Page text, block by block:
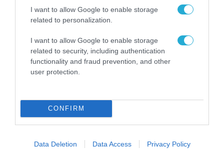
I want to allow Google to enable storage
related to personalization.
I want to allow Google to enable storage
related to security, including authentication
functionality and fraud prevention, and other
user protection.
CONFIRM
Data Deletion Data Access Privacy Policy
ΟΙΚΟΝΟΜΙΑ